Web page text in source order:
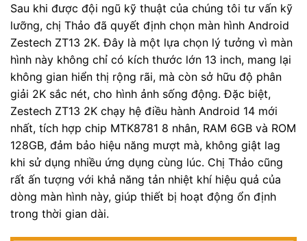
Sau khi được đội ngũ kỹ thuật của chúng tôi tư vấn kỹ
lưỡng, chị Thảo đã quyết định chọn màn hình Android
Zestech ZT13 2K. Đây là một lựa chọn lý tưởng vì màn
hình này không chỉ có kích thước lớn 13 inch, mang lại
không gian hiển thị rộng rãi, mà còn sở hữu độ phân
giải 2K sắc nét, cho hình ảnh sống động. Đặc biệt,
Zestech ZT13 2K chạy hệ điều hành Android 14 mới
nhất, tích hợp chip MTK8781 8 nhân, RAM 6GB và ROM
128GB, đảm bảo hiệu năng mượt mà, không giật lag
khi sử dụng nhiều ứng dụng cùng lúc. Chị Thảo cũng
rất ấn tượng với khả năng tản nhiệt khí hiệu quả của
dòng màn hình này, giúp thiết bị hoạt động ổn định
trong thời gian dài.